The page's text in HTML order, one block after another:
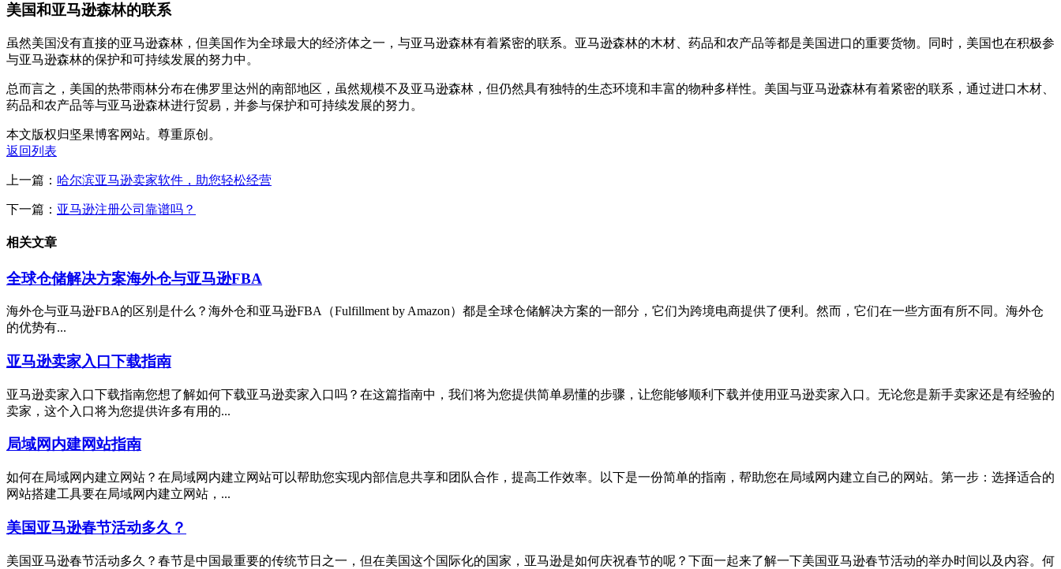
美国和亚马逊森林的联系
虽然美国没有直接的亚马逊森林，但美国作为全球最大的经济体之一，与亚马逊森林有着紧密的联系。亚马逊森林的木材、药品和农产品等都是美国进口的重要货物。同时，美国也在积极参
与亚马逊森林的保护和可持续发展的努力中。
总而言之，美国的热带雨林分布在佛罗里达州的南部地区，虽然规模不及亚马逊森林，但仍然具有独特的生态环境和丰富的物种多样性。美国与亚马逊森林有着紧密的联系，通过进口木材、
药品和农产品等与亚马逊森林进行贸易，并参与保护和可持续发展的努力。
本文版权归坚果博客网站。尊重原创。
返回列表
上一篇： 哈尔滨亚马逊卖家软件，助您轻松经营
下一篇： 亚马逊注册公司靠谱吗？
相关文章
全球仓储解决方案海外仓与亚马逊FBA
海外仓与亚马逊FBA的区别是什么？海外仓和亚马逊FBA（Fulfillment by Amazon）都是全球仓储解决方案的一部分，它们为跨境电商提供了便利。然而，它们在一些方面有所不同。海外仓
的优势有...
亚马逊卖家入口下载指南
亚马逊卖家入口下载指南您想了解如何下载亚马逊卖家入口吗？在这篇指南中，我们将为您提供简单易懂的步骤，让您能够顺利下载并使用亚马逊卖家入口。无论您是新手卖家还是有经验的
卖家，这个入口将为您提供许多有用的...
局域网内建网站指南
如何在局域网内建立网站？在局域网内建立网站可以帮助您实现内部信息共享和团队合作，提高工作效率。以下是一份简单的指南，帮助您在局域网内建立自己的网站。第一步：选择适合的
网站搭建工具要在局域网内建立网站，...
美国亚马逊春节活动多久？
美国亚马逊春节活动多久？春节是中国最重要的传统节日之一，但在美国这个国际化的国家，亚马逊是如何庆祝春节的呢？下面一起来了解一下美国亚马逊春节活动的举办时间以及内容。何